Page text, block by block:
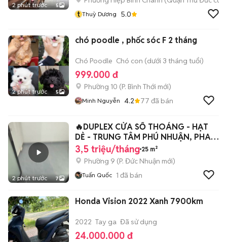
2 phút trước 5
t Thuỳ Dương 5.0
2 phút trước 5
chó poodle , phốc sóc F 2 tháng
Chó Poodle Chó con (dưới 3 tháng tuổi)
999.000 đ
Phường 10 (P. Bình Thới mới)
Minh Nguyễn 4.2 77 đã bán
2 phút trước 7
🔥DUPLEX CỬA SỔ THOÁNG - HẠT
DẺ - TRUNG TÂM PHÚ NHUẬN, PHAN
ĐĂNG LƯU
3,5 triệu/tháng 25 m²
Phường 9 (P. Đức Nhuận mới)
Tuấn Quốc 1 đã bán
Honda Vision 2022 Xanh 7900km
2022 Tay ga Đã sử dụng
24.000.000 đ